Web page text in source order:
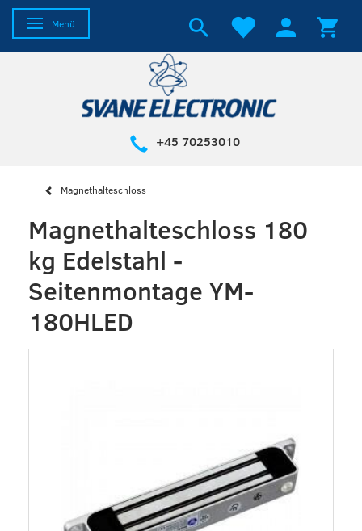
Anzeige ändern
Menü
+45 70253010
Magnethalteschloss
Magnethalteschloss 180
kg Edelstahl -
Seitenmontage YM-
180HLED